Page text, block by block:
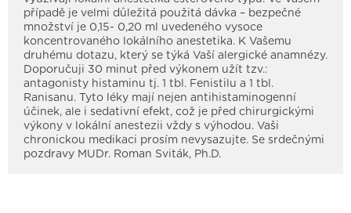
případě je velmi důležitá použitá dávka – bezpečné
množství je 0,15- 0,20 ml uvedeného vysoce
koncentrovaného lokálního anestetika. K Vašemu
druhému dotazu, který se týká Vaší alergické anamnézy.
Doporučuji 30 minut před výkonem užít tzv.:
antagonisty histaminu tj. 1 tbl. Fenistilu a 1 tbl.
Ranisanu. Tyto léky mají nejen antihistaminogenní
účinek, ale i sedativní efekt, což je před chirurgickými
výkony v lokální anestezii vždy s výhodou. Vaši
chronickou medikaci prosím nevysazujte. Se srdečnými
pozdravy MUDr. Roman Sviták, Ph.D.